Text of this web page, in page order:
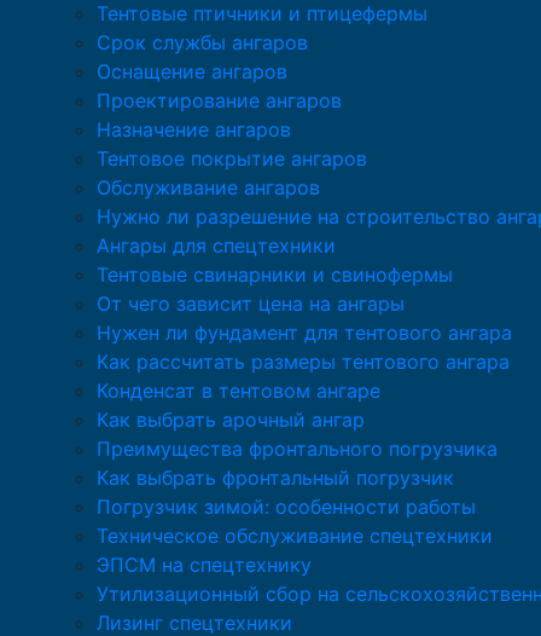
Тентовые птичники и птицефермы
Срок службы ангаров
Оснащение ангаров
Проектирование ангаров
Назначение ангаров
Тентовое покрытие ангаров
Обслуживание ангаров
Нужно ли разрешение на строительство
Ангары для спецтехники
Тентовые свинарники и свинофермы
От чего зависит цена на ангары
Нужен ли фундамент для тентового ангара
Как рассчитать размеры тентового ангара
Конденсат в тентовом ангаре
Как выбрать арочный ангар
Преимущества фронтального погрузчика
Как выбрать фронтальный погрузчик
Погрузчик зимой: особенности работы
Техническое обслуживание спецтехники
ЭПСМ на спецтехнику
Утилизационный сбор на
Лизинг спецтехники